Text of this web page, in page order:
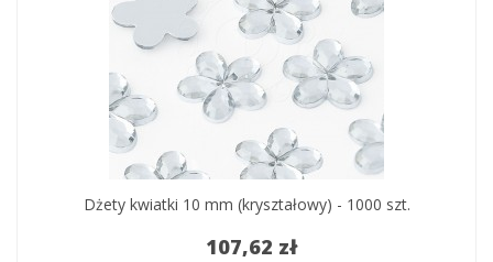
Dżety kwiatki 10 mm (kryształowy) - 1000 szt.
107,62 zł